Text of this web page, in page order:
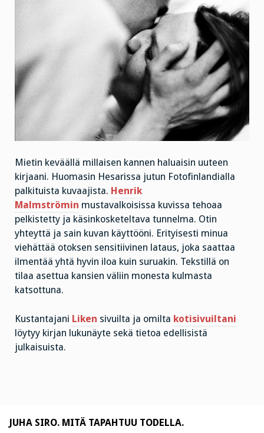
Mietin keväällä millaisen kannen haluaisin uuteen
kirjaani. Huomasin Hesarissa jutun Fotofinlandialla
palkituista kuvaajista. Henrik
Malmströmin mustavalkoisissa kuvissa tehoaa
pelkistetty ja käsinkosketeltava tunnelma. Otin
yhteyttä ja sain kuvan käyttööni. Erityisesti minua
viehättää otoksen sensitiivinen lataus, joka saattaa
ilmentää yhtä hyvin iloa kuin suruakin. Tekstillä on
tilaa asettua kansien väliin monesta kulmasta
katsottuna.
Kustantajani Liken sivuilta ja omilta kotisivuiltani
löytyy kirjan lukunäyte sekä tietoa edellisistä
julkaisuista.
JUHA SIRO. MITÄ TAPAHTUU TODELLA.